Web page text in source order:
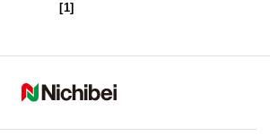
[1]